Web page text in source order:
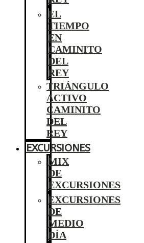
EL
TIEMPO
EN
CAMINITO
DEL
REY
TRIÁNGULO
ACTIVO
CAMINITO
DEL
REY
EXCURSIONES
MIX
DE
EXCURSIONES
EXCURSIONES
DE
MEDIO
DÍA